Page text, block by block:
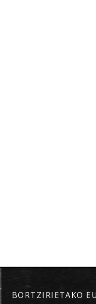
BORTZIRIETAKO